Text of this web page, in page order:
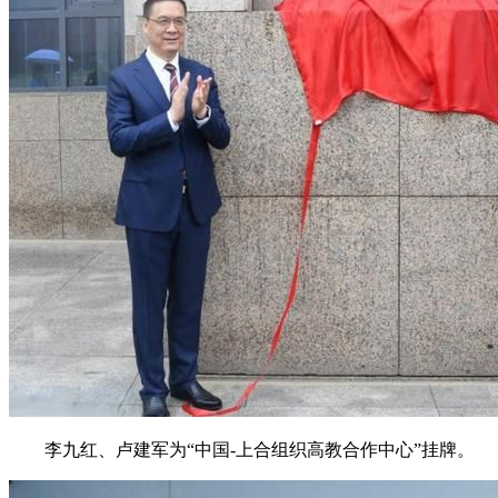
李九红、卢建军为“中国-上合组织高教合作中心”挂牌。